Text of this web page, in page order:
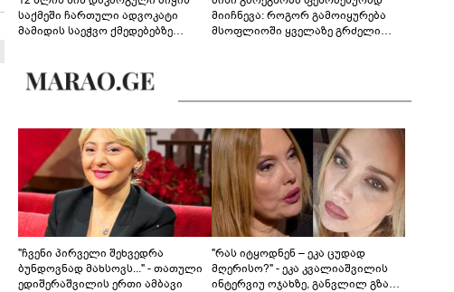
საქმეში ჩართული ადვოკატი
მამიდის საეჭვო ქმედებებზე
მოწოდებაზე... წლობით
მიმდინარეობდა საქმის
მიიჩნევა: როგორ გამოიყურება
მსოფლიოში ყველაზე გრძელი
"ჩვენი პირველი შეხვედრა
ბუნდოვნად მახსოვს..." - თათული
ედიშერაშვილის ერთი ამბავი
"რას იტყოდნენ – ეკა ცუდად
მღერისო?" - ეკა კვალიაშვილის
ინტერვიუ ოჯახზე, განვლილ გზასა